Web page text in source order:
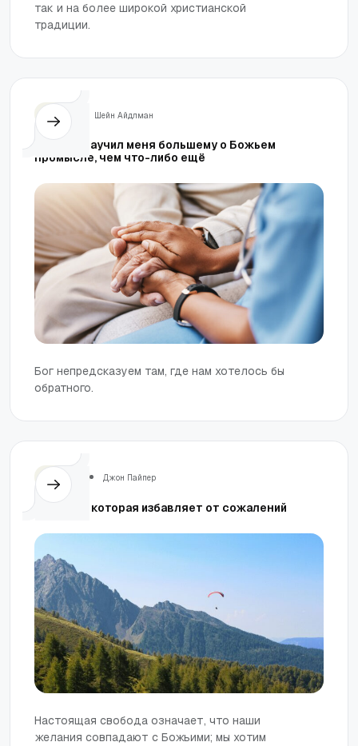
так и на более широкой христианской
традиции.
Шейн Айдлман
Мой рак научил меня большему о Божьем
промысле, чем что-либо ещё
Бог непредсказуем там, где нам хотелось бы
обратного.
Джон Пайпер
Свобода, которая избавляет от сожалений
Настоящая свобода означает, что наши
желания совпадают с Божьими; мы хотим